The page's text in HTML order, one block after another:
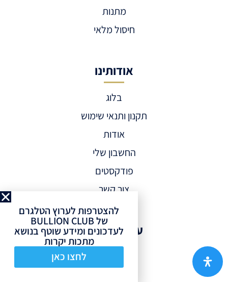
מתנות
חיסול מלאי
אודותינו
בלוג
תקנון ותנאי שימוש
אודות
החשבון שלי
פודקסטים
צור קשר
עקבו אחרינו
להצטרפות לערוץ הטלגרם
של BULLION CLUB
לעדכונים ומידע שוטף בנושא
מתכות יקרות
לחצו כאן